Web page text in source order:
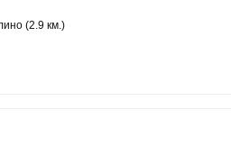
(2.9 км.)